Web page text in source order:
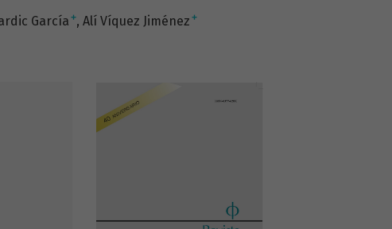
García + Alí Víquez Jiménez +